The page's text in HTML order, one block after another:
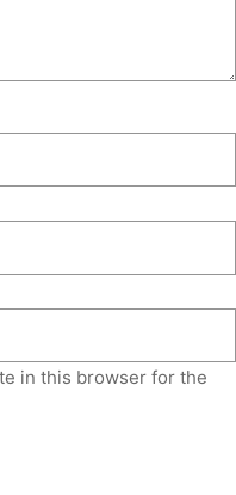
in this browser for the